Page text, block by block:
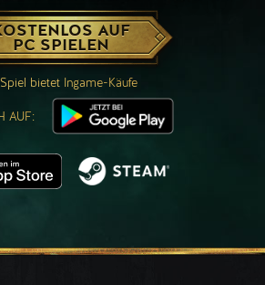
AUF
PC SPIELEN
bietet Ingame-Käufe
AUF: